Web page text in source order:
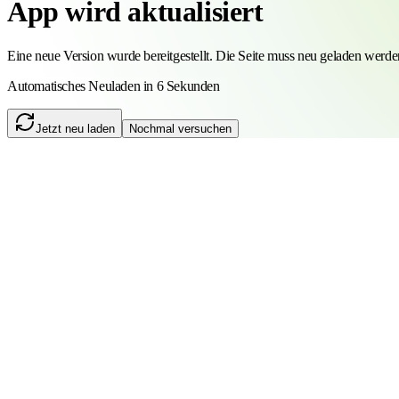
App wird aktualisiert
Eine neue Version wurde bereitgestellt. Die Seite muss neu geladen
Automatisches Neuladen in 5 Sekunden
Jetzt neu laden Nochmal versuchen